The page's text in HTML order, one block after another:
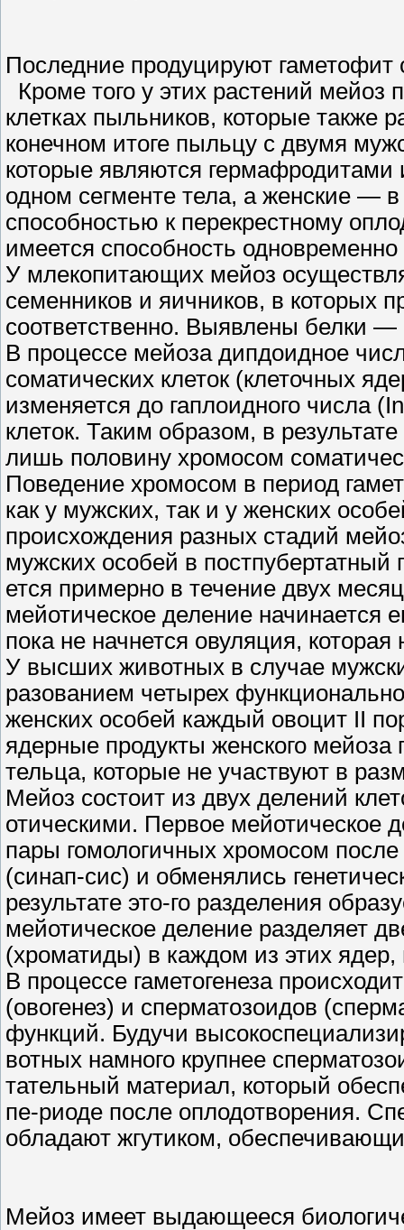
Последние продуцируют гаметофит
Кроме того у этих растений мейоз
клетках пыльников, которые также
конечном итоге пыльцу с двумя
которые являются
одном сегменте тела, а женские —
способностью к перекрестному
имеется способность одновременно
У млекопитающих мейоз
семенников и яичников, в которых
соответственно. Выявлены белки
В процессе мейоза дипдоидное
соматических клеток (клеточных
изменяется до гаплоидного числа
клеток. Таким образом, в
лишь половину хромосом
Поведение хромосом в период
как у мужских, так и у женских
происхождения разных стадий
мужских особей в
ется примерно в течение двух
мейотическое деление начинается
пока не начнется овуляция,
У высших животных в случае
разованием четырех
женских особей каждый овоцит II
ядерные продукты женского
тельца, которые не участвуют в
Мейоз состоит из двух делений
отическими. Первое мейотическое
пары гомологичных хромосом после
(синап-сис) и обменялись
результате это-го разделения
мейотическое деление разделяет
(хроматиды) в каждом из этих
В процессе гаметогенеза
(овогенез) и сперматозоидов
функций. Будучи
вотных намного крупнее
тательный материал, который
пе-риоде после оплодотворения.
обладают жгутиком,
Мейоз имеет выдающееся